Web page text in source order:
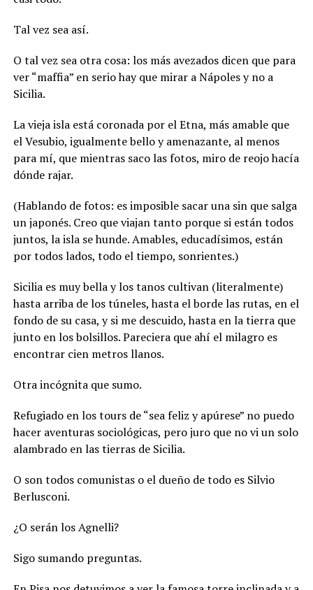
Tal vez sea así.
O tal vez sea otra cosa: los más avezados dicen que para
ver “maffia” en serio hay que mirar a Nápoles y no a
Sicilia.
La vieja isla está coronada por el Etna, más amable que
el Vesubio, igualmente bello y amenazante, al menos
para mí, que mientras saco las fotos, miro de reojo hacía
dónde rajar.
(Hablando de fotos: es imposible sacar una sin que salga
un japonés. Creo que viajan tanto porque si están todos
juntos, la isla se hunde. Amables, educadísimos, están
por todos lados, todo el tiempo, sonrientes.)
Sicilia es muy bella y los tanos cultivan (literalmente)
hasta arriba de los túneles, hasta el borde las rutas, en el
fondo de su casa, y si me descuido, hasta en la tierra que
junto en los bolsillos. Pareciera que ahí el milagro es
encontrar cien metros llanos.
Otra incógnita que sumo.
Refugiado en los tours de “sea feliz y apúrese” no puedo
hacer aventuras sociológicas, pero juro que no vi un solo
alambrado en las tierras de Sicilia.
O son todos comunistas o el dueño de todo es Silvio
Berlusconi.
¿O serán los Agnelli?
Sigo sumando preguntas.